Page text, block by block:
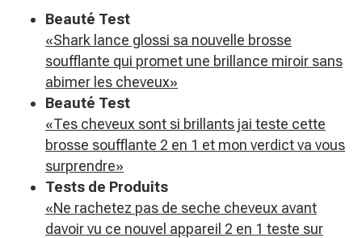
Beauté Test
«Shark lance glossi sa nouvelle brosse
soufflante qui promet une brillance miroir sans
abimer les cheveux»
Beauté Test
«Tes cheveux sont si brillants jai teste cette
brosse soufflante 2 en 1 et mon verdict va vous
surprendre»
Tests de Produits
«Ne rachetez pas de seche cheveux avant
davoir vu ce nouvel appareil 2 en 1 teste sur